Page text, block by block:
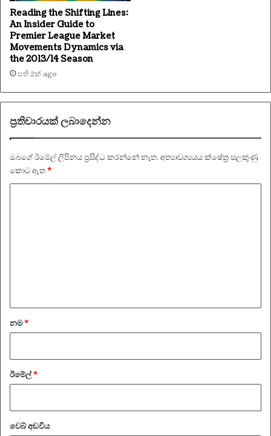
Reading the Shifting Lines:
An Insider Guide to
Premier League Market
Movements Dynamics via
the 2013/14 Season
සති 2ක් ago
ප්‍රතිචාරයක් ලබාදෙන්න
ඔබගේ ඊමේල් ලිපිනය ප්‍රසිද්ධ කරන්නේ නැත. අත්‍යාවශ්‍යයය ක්ෂේත්‍ර සලකුණු
කොට ඇත*
නම*
ඊමේල්*
වෙබ් අඩවිය